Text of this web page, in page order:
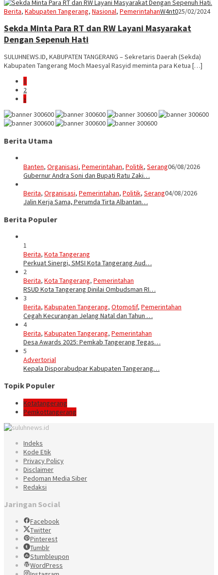
Berita, Kabupaten Tangerang, Nasional, PemerintahanW4nt025/02/2024
Sekda Minta Para RT dan RW Layani Masyarakat
Dengan Sepenuh Hati
SULUHNEWS.ID, KABUPATEN TANGERANG – Sekretaris Daerah (Sekda)
Kabupaten Tangerang Moch Maesyal Rasyid meminta para Ketua […]
1
2
»
Berita Utama
Banten, Organisasi, Pemerintahan, Politik, Serang06/08/2026
Gubernur Andra Soni dan Bupati Ratu Zaki…
Berita, Organisasi, Pemerintahan, Politik, Serang04/08/2026
Jalin Kerja Sama, Perumda Tirta Albantan…
Berita Populer
1
Berita, Kota Tangerang
Perkuat Sinergi, SMSI Kota Tangerang Aud…
2
Berita, Kota Tangerang, Pemerintahan
RSUD Kota Tangerang Dinilai Ombudsman RI…
3
Berita, Kabupaten Tangerang, Otomotif, Pemerintahan
Cegah Kecurangan Jelang Natal dan Tahun …
4
Berita, Kabupaten Tangerang, Pemerintahan
Desa Awards 2025: Pemkab Tangerang Tegas…
5
Advertorial
Kepala Disporabudpar Kabupaten Tangerang…
Topik Populer
Kotatangerang
Pemkottangerang
Indeks
Kode Etik
Privacy Policy
Disclaimer
Pedoman Media Siber
Redaksi
Jaringan Social
Facebook
Twitter
Pinterest
Tumblr
Stumbleupon
WordPress